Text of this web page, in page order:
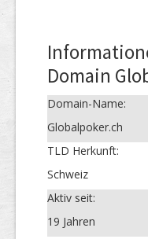
Domain
Domain-Name:
Globalpoker.ch
TLD Herkunft:
Schweiz
Aktiv seit:
19 Jahren